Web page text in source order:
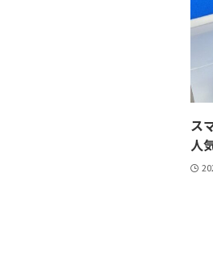
ス
人